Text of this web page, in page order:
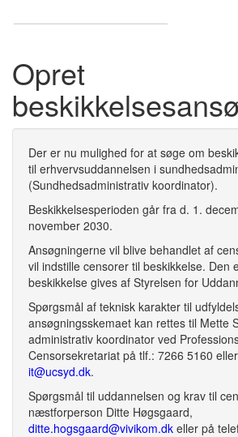
Opret
Der er nu mulighed for at søge om
til erhvervsuddannelsen i
(Sundhedsadministrativ koordinator).
Beskikkelsesperioden går fra d. 1.
november 2030.
Ansøgningerne vil blive behandlet af
vil indstille censorer til beskikkelse. Den
beskikkelse gives af Styrelsen for
Spørgsmål af teknisk karakter til
ansøgningsskemaet kan rettes til Mette
administrativ koordinator ved
Censorsekretariat på tlf.: 7266 5160
it@ucsyd.dk.
Spørgsmål til uddannelsen og krav til
næstforperson Ditte Høgsgaard,
ditte.hogsgaard@vivikom.dk eller på